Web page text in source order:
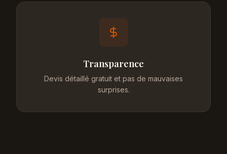
Transparence
Devis détaillé gratuit et pas de mauvaises
surprises.